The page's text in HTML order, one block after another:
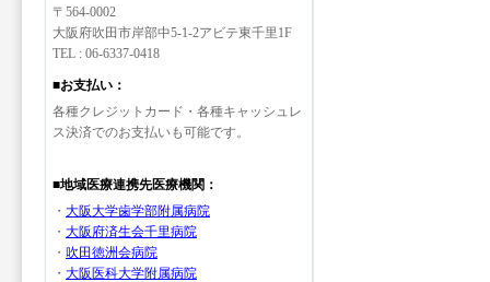
〒564-0002
大阪府吹田市岸部中5-1-2アビテ東千里1F
TEL : 06-6337-0418
■お支払い：
各種クレジットカード・各種キャッシュレ
ス決済でのお支払いも可能です。
■地域医療連携先医療機関：
・ 大阪大学歯学部附属病院
・ 大阪府済生会千里病院
・ 吹田徳洲会病院
・ 大阪医科大学附属病院